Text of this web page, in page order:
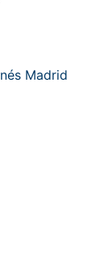
Madrid